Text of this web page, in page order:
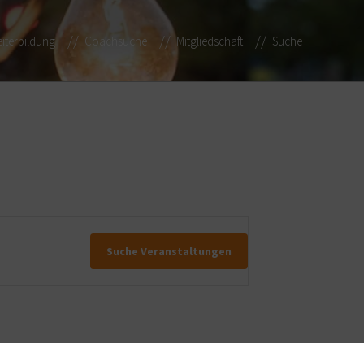
Coachsuche Mitgliedschaft Suche
Suche Veranstaltungen